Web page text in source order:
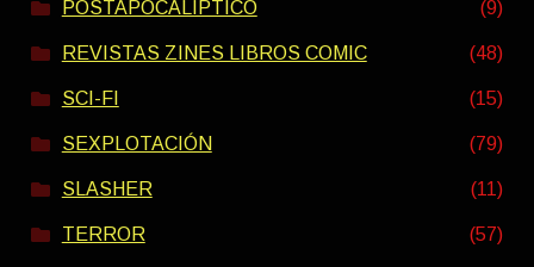
POSTAPOCALIPTICO (9)
REVISTAS ZINES LIBROS COMIC (48)
SCI-FI (15)
SEXPLOTACIÓN (79)
SLASHER (11)
TERROR (57)